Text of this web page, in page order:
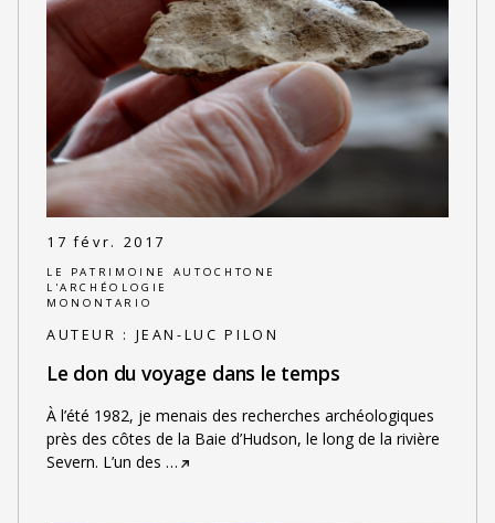
17 févr. 2017
LE PATRIMOINE AUTOCHTONE
L'ARCHÉOLOGIE
MONONTARIO
AUTEUR : JEAN-LUC PILON
Le don du voyage dans le temps
À l’été 1982, je menais des recherches archéologiques
près des côtes de la Baie d’Hudson, le long de la rivière
Severn. L’un des …